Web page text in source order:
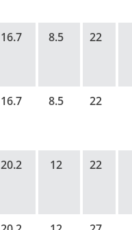
16.7 8.5 22
16.7 8.5 22
20.2 12 22